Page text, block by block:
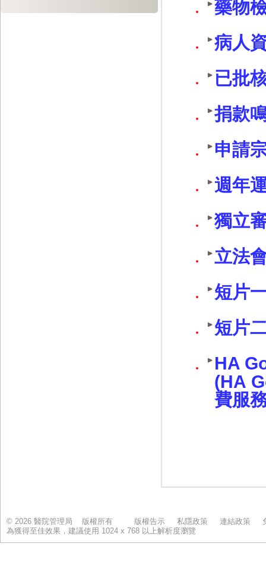
© 2026 醫院管理局 版權所有 版權告示 私隱政策 連結政策
為獲得至佳效果，建議使用 1024 x 768 以上解析度瀏覽